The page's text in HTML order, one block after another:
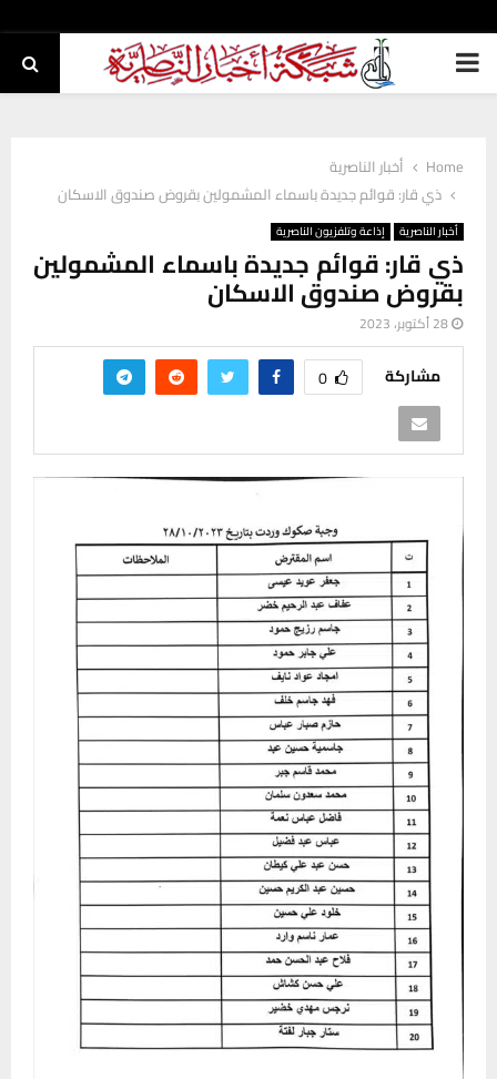
PRIMARY
Home
أخبار الناصرية
ذي قار: قوائم جديدة باسماء المشمولين بقروض صندوق الاسكان
أخبار الناصرية إذاعة وتلفزيون الناصرية
ذي قار: قوائم جديدة باسماء المشمولين
بقروض صندوق الاسكان
28 أكتوبر، 2023
مشاركة 0